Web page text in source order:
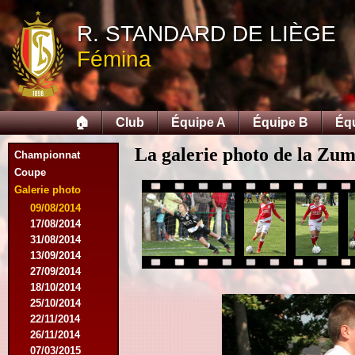
R. STANDARD DE LIÈGE
Fémina
🏠 Club Équipe A Équipe B
Championnat
Coupe
Galerie photo
09/08/2014
17/08/2014
31/08/2014
13/09/2014
27/09/2014
18/10/2014
25/10/2014
22/11/2014
26/11/2014
07/03/2015
La galerie photo de la